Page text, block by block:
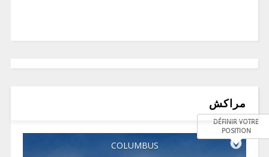
مراكش
COLUMBUS
DÉFINIR VOTRE
POSITION